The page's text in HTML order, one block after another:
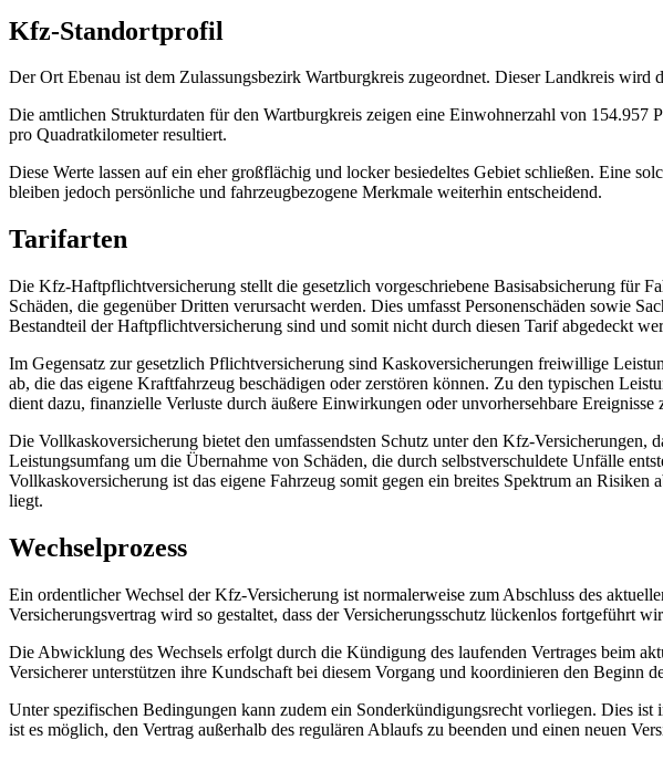
Kfz-Standortprofil
Der Ort Ebenau ist dem Zulassungsbezirk Wartburgkreis zugeordnet. Dieser Landkreis
Die amtlichen Strukturdaten für den Wartburgkreis zeigen eine Einwohnerzahl von
pro Quadratkilometer resultiert.
Diese Werte lassen auf ein eher großflächig und locker besiedeltes Gebiet schließen. Eine
bleiben jedoch persönliche und fahrzeugbezogene Merkmale weiterhin entscheidend.
Tarifarten
Die Kfz-Haftpflichtversicherung stellt die gesetzlich vorgeschriebene Basisabsicherung für
Schäden, die gegenüber Dritten verursacht werden. Dies umfasst Personenschäden sowie
Bestandteil der Haftpflichtversicherung sind und somit nicht durch diesen Tarif abgedeckt
Im Gegensatz zur gesetzlich Pflichtversicherung sind Kaskoversicherungen freiwillige
ab, die das eigene Kraftfahrzeug beschädigen oder zerstören können. Zu den typischen
dient dazu, finanzielle Verluste durch äußere Einwirkungen oder unvorhersehbare
Die Vollkaskoversicherung bietet den umfassendsten Schutz unter den Kfz-
Leistungsumfang um die Übernahme von Schäden, die durch selbstverschuldete Unfälle
Vollkaskoversicherung ist das eigene Fahrzeug somit gegen ein breites Spektrum an
liegt.
Wechselprozess
Ein ordentlicher Wechsel der Kfz-Versicherung ist normalerweise zum Abschluss des
Versicherungsvertrag wird so gestaltet, dass der Versicherungsschutz lückenlos fortgeführt
Die Abwicklung des Wechsels erfolgt durch die Kündigung des laufenden Vertrages beim
Versicherer unterstützen ihre Kundschaft bei diesem Vorgang und koordinieren den Beginn
Unter spezifischen Bedingungen kann zudem ein Sonderkündigungsrecht vorliegen. Dies
ist es möglich, den Vertrag außerhalb des regulären Ablaufs zu beenden und einen neuen